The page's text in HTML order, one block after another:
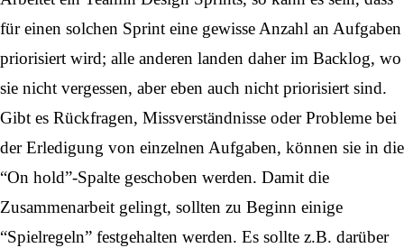
für einen solchen Sprint eine gewisse Anzahl an Aufgaben
priorisiert wird; alle anderen landen daher im Backlog, wo
sie nicht vergessen, aber eben auch nicht priorisiert sind.
Gibt es Rückfragen, Missverständnisse oder Probleme bei
der Erledigung von einzelnen Aufgaben, können sie in die
“On hold”-Spalte geschoben werden. Damit die
Zusammenarbeit gelingt, sollten zu Beginn einige
“Spielregeln” festgehalten werden. Es sollte z.B. darüber